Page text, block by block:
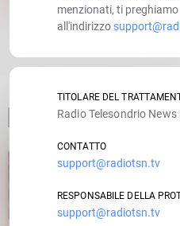
ARTICOLO
menzionati, ti
all'indirizzo
TITOLARE DEL
Radio Telesondrio News
CONTATTO
support@radiotsn.tv
RESPONSABILE DELLA
support@radiotsn.tv